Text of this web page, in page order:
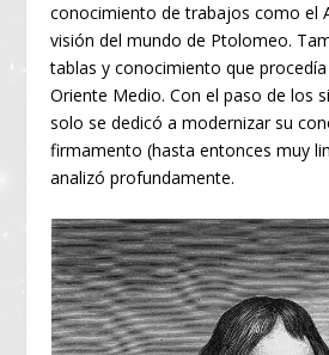
conocimiento de trabajos como el
visión del mundo de Ptolomeo.
tablas y conocimiento que
Oriente Medio. Con el paso de los
solo se dedicó a modernizar su
firmamento (hasta entonces muy
analizó profundamente.